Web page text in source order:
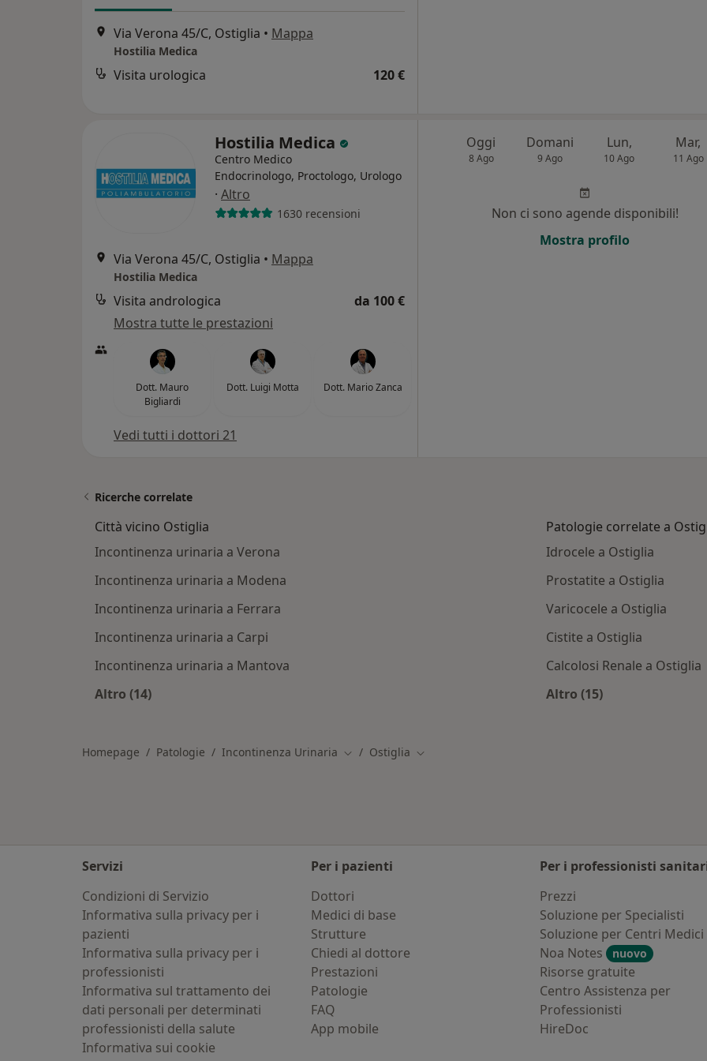
Via Verona 45/C, Ostiglia • Mappa
Hostilia Medica
Visita urologica 120 €
Hostilia Medica
Centro Medico
Endocrinologo, Proctologo, Urologo
· Altro
1630 recensioni
Via Verona 45/C, Ostiglia • Mappa
Hostilia Medica
Visita andrologica
da 100 €
Mostra tutte le prestazioni
Dott. Mauro
Bigliardi
Dott. Luigi Motta Dott. Mario Zanca
Vedi tutti i dottori 21
Oggi
8 Ago
Domani
9 Ago
Lun,
10 Ago
Mar,
11 Ago
Non ci sono agende disponibili!
Mostra profilo
Ricerche correlate
Città vicino Ostiglia
Incontinenza urinaria a Verona
Incontinenza urinaria a Modena
Incontinenza urinaria a Ferrara
Incontinenza urinaria a Carpi
Incontinenza urinaria a Mantova
Altro (14)
Patologie correlate a
Idrocele a Ostiglia
Prostatite a Ostiglia
Varicocele a Ostiglia
Cistite a Ostiglia
Calcolosi Renale a Ostiglia
Altro (15)
Homepage Patologie Incontinenza Urinaria Cambia città
Ostiglia Cambia città
Servizi
Condizioni di Servizio
Informativa sulla privacy per i
pazienti
Informativa sulla privacy per i
professionisti
Informativa sul trattamento dei
dati personali per determinati
professionisti della salute
Informativa sui cookie
Per i pazienti
Dottori
Medici di base
Strutture
Chiedi al dottore
Prestazioni
Patologie
FAQ
App mobile
Per i professionisti
Prezzi
Soluzione per Specialisti
Soluzione per Centri Medici
Noa Notes
nuovo
Risorse gratuite
Centro Assistenza per
Professionisti
HireDoc